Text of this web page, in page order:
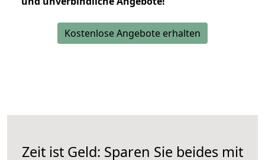
Kostenlose Angebote erhalten
Zeit ist Geld: Sparen Sie beides mit